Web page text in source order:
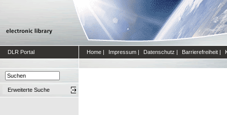
DLR Portal Home | Impressum | Datenschutz | Barrierefreiheit |
Erweiterte Suche